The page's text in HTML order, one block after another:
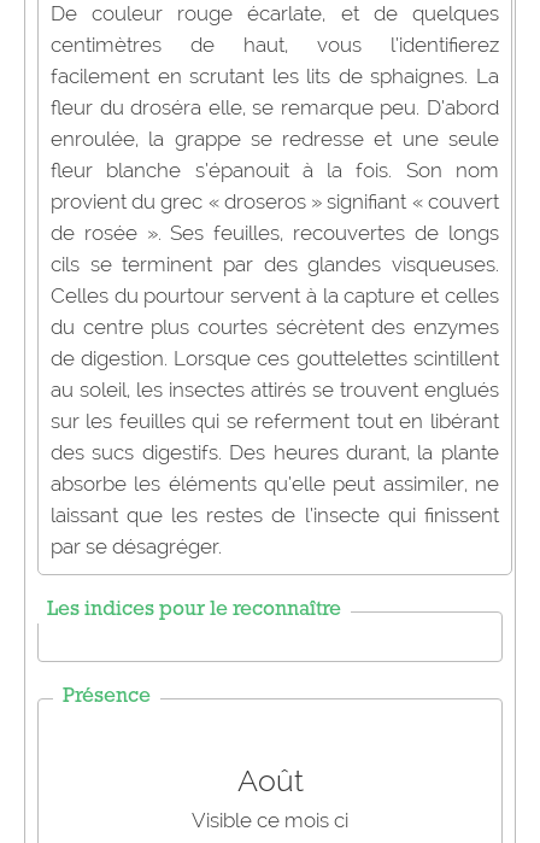
De couleur rouge écarlate, et de quelques
centimètres de haut, vous l’identifierez
facilement en scrutant les lits de sphaignes. La
fleur du droséra elle, se remarque peu. D’abord
enroulée, la grappe se redresse et une seule
fleur blanche s’épanouit à la fois. Son nom
provient du grec « droseros » signifiant « couvert
de rosée ». Ses feuilles, recouvertes de longs
cils se terminent par des glandes visqueuses.
Celles du pourtour servent à la capture et celles
du centre plus courtes sécrètent des enzymes
de digestion. Lorsque ces gouttelettes scintillent
au soleil, les insectes attirés se trouvent englués
sur les feuilles qui se referment tout en libérant
des sucs digestifs. Des heures durant, la plante
absorbe les éléments qu’elle peut assimiler, ne
laissant que les restes de l’insecte qui finissent
par se désagréger.
Les indices pour le reconnaître
Présence
Août
Visible ce mois ci